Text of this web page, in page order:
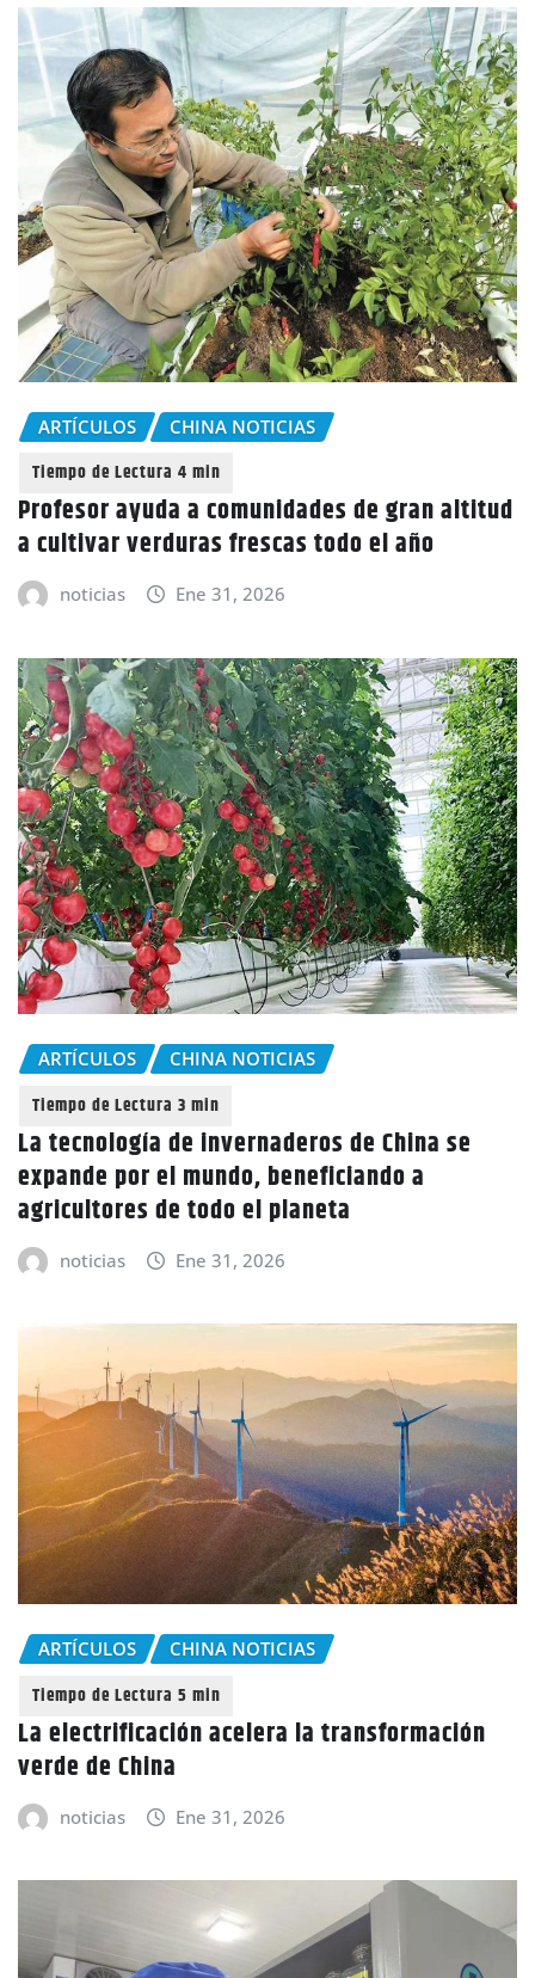
ARTÍCULOS CHINA NOTICIAS
Profesor ayuda a comunidades de gran altitud
a cultivar verduras frescas todo el año
noticias Ene 31, 2026
ARTÍCULOS CHINA NOTICIAS
La tecnología de invernaderos de China se
expande por el mundo, beneficiando a
agricultores de todo el planeta
noticias Ene 31, 2026
ARTÍCULOS CHINA NOTICIAS
La electrificación acelera la transformación
verde de China
noticias Ene 31, 2026